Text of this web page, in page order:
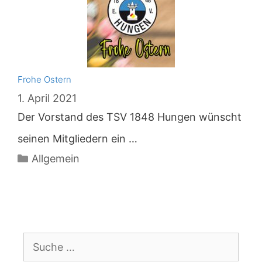
Frohe Ostern
1. April 2021
Der Vorstand des TSV 1848 Hungen wünscht
seinen Mitgliedern ein …
Kategorien
Allgemein
Suche
nach: